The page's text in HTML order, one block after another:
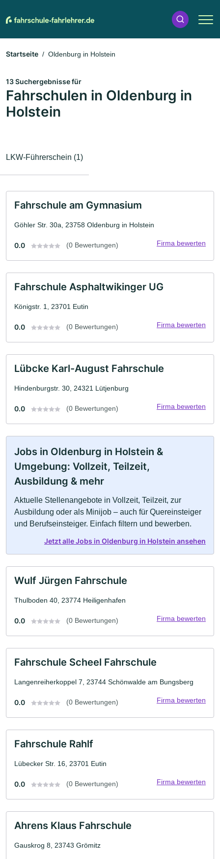
Startseite Oldenburg in Holstein
13 Suchergebnisse für
Fahrschulen in Oldenburg in
Holstein
LKW-Führerschein (1)
Fahrschule am Gymnasium
Göhler Str. 30a, 23758 Oldenburg in Holstein
0.0 (0 Bewertungen) Firma bewerten
Fahrschule Asphaltwikinger UG
Königstr. 1, 23701 Eutin
0.0 (0 Bewertungen) Firma bewerten
Lübcke Karl-August Fahrschule
Hindenburgstr. 30, 24321 Lütjenburg
0.0 (0 Bewertungen) Firma bewerten
Jobs in Oldenburg in Holstein &
Umgebung: Vollzeit, Teilzeit,
Ausbildung & mehr
Aktuelle Stellenangebote in Vollzeit, Teilzeit, zur
Ausbildung oder als Minijob – auch für Quereinsteiger
und Berufseinsteiger. Einfach filtern und bewerben.
Jetzt alle Jobs in Oldenburg in Holstein ansehen
Wulf Jürgen Fahrschule
Thulboden 40, 23774 Heiligenhafen
0.0 (0 Bewertungen) Firma bewerten
Fahrschule Scheel Fahrschule
Langenreiherkoppel 7, 23744 Schönwalde am Bungsberg
0.0 (0 Bewertungen) Firma bewerten
Fahrschule Rahlf
Lübecker Str. 16, 23701 Eutin
0.0 (0 Bewertungen) Firma bewerten
Ahrens Klaus Fahrschule
Gauskrog 8, 23743 Grömitz